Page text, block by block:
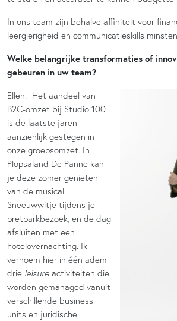
In ons team zijn behalve affiniteit voor
leergierigheid en communicatieskills
Welke belangrijke transformaties of
gebeuren in uw team?
Ellen: “Het aandeel van
B2C-omzet bij Studio 100
is de laatste jaren
aanzienlijk gestegen in
onze groepsomzet. In
Plopsaland De Panne kan
je deze zomer genieten
van de musical
Sneeuwwitje tijdens je
pretparkbezoek, en de dag
afsluiten met een
hotelovernachting. Ik
vernoem hier in één adem
drie leisure activiteiten die
worden gemanaged vanuit
verschillende business
units en juridische